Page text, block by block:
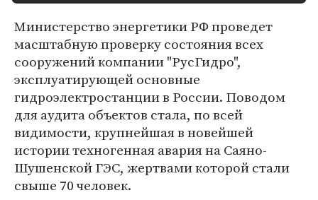
Министерство энергетики РФ проведет
масштабную проверку состояния всех
сооружений компании "РусГидро",
эксплуатирующей основные
гидроэлектростанции в России. Поводом
для аудита объектов стала, по всей
видимости, крупнейшая в новейшей
истории техногенная авария на Саяно-
Шушенской ГЭС, жертвами которой стали
свыше 70 человек.